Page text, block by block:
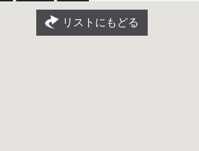
リストにもどる